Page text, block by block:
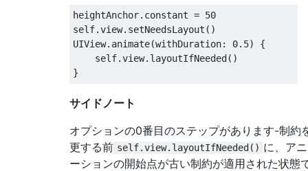
heightAnchor. constant = 50
self.view. setNeedsLayout ()
UIView. animate(withDuration: 0.5)
{
    self
.view. layoutIfNeeded()
}
サイドノート
オプションの0番目のステップがあります-制約
更する前 self.view.layoutIfNeeded() に、ア
ーションの開始点が古い制約が適用された状態